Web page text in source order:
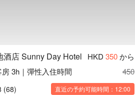
酒店 Sunny Day Hotel HKD 350から
3h｜彈性入住時間
450
(68) 直近の予約可能時間：12:00